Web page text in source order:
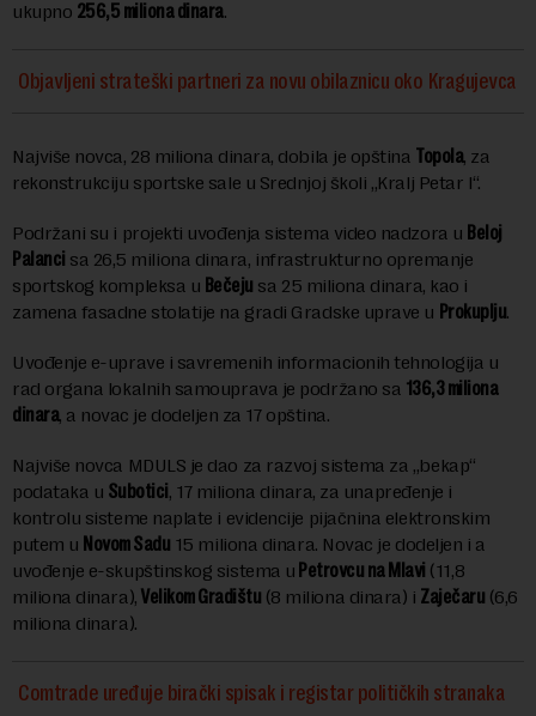
ukupno 256,5 miliona dinara.
Objavljeni strateški partneri za novu obilaznicu oko Kragujevca
Najviše novca, 28 miliona dinara, dobila je opština Topola, za
rekonstrukciju sportske sale u Srednjoj školi „Kralj Petar I“.
Podržani su i projekti uvođenja sistema video nadzora u Beloj
Palanci sa 26,5 miliona dinara, infrastrukturno opremanje
sportskog kompleksa u Bečeju sa 25 miliona dinara, kao i
zamena fasadne stolatije na gradi Gradske uprave u Prokuplju.
Uvođenje e-uprave i savremenih informacionih tehnologija u
rad organa lokalnih samouprava je podržano sa 136,3 miliona
dinara, a novac je dodeljen za 17 opština.
Najviše novca MDULS je dao za razvoj sistema za „bekap“
podataka u Subotici, 17 miliona dinara, za unapređenje i
kontrolu sisteme naplate i evidencije pijačnina elektronskim
putem u Novom Sadu 15 miliona dinara. Novac je dodeljen i a
uvođenje e-skupštinskog sistema u Petrovcu na Mlavi (11,8
miliona dinara), Velikom Gradištu (8 miliona dinara) i Zaječaru (6,6
miliona dinara).
Comtrade uređuje birački spisak i registar političkih stranaka